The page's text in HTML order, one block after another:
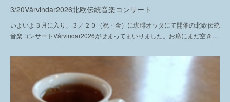
3/20Vårvindar2026北欧伝統音楽コンサート
いよいよ３月に入り、３／２０（祝・金）に珈琲オッタにて開催の北欧伝統
音楽コンサートVårvindar2026がせまってまいりました。お席にまだ空き…